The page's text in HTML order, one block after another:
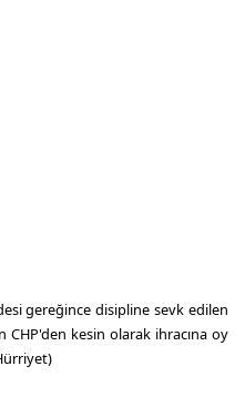
gereğince disipline sevk edilen
CHP'den kesin olarak ihracına oy